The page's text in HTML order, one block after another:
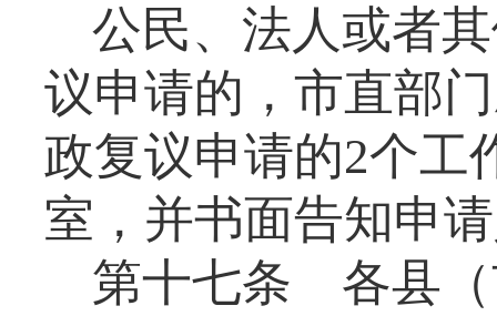
公民、法人或者
议申请的，市直部
政复议申请的2个工
室，并书面告知申
第十七条 各县（